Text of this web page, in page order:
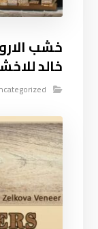
خشب
خالد